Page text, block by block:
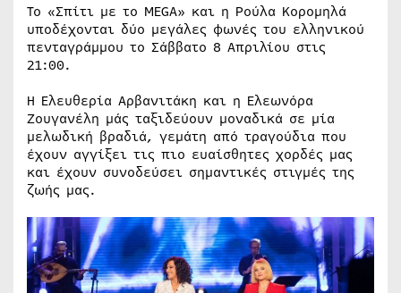
Το «Σπίτι με το MEGA» και η Ρούλα Κορομηλά
υποδέχονται δύο μεγάλες φωνές του ελληνικού
πενταγράμμου το Σάββατο 8 Απριλίου στις
21:00.
Η Ελευθερία Αρβανιτάκη και η Ελεωνόρα
Ζουγανέλη μάς ταξιδεύουν μοναδικά σε μία
μελωδική βραδιά, γεμάτη από τραγούδια που
έχουν αγγίξει τις πιο ευαίσθητες χορδές μας
και έχουν συνοδεύσει σημαντικές στιγμές της
ζωής μας.